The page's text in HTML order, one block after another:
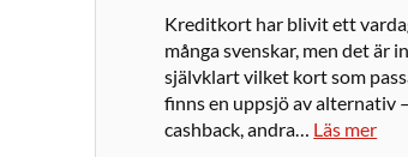
Kreditkort har blivit ett
många svenskar, men det är
självklart vilket kort som
finns en uppsjö av alternativ
cashback, andra… Läs mer